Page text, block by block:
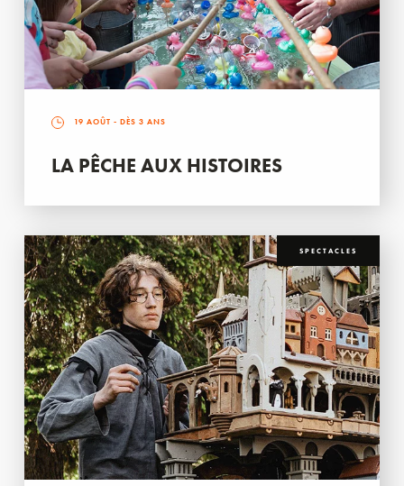
19 AOÛT - DÈS 3 ANS
LA PÊCHE AUX HISTOIRES
SPECTACLES